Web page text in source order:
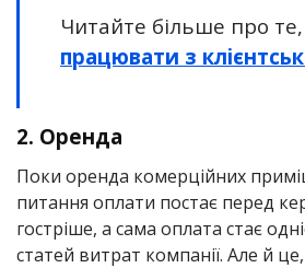
Читайте більше про те,
працювати з
2. Оренда
Поки оренда комерційних
питання оплати постає перед
гостріше, а сама оплата стає
статей витрат компанії. Але й